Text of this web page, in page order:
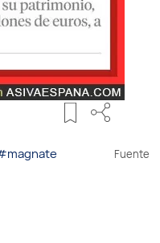
Fuente